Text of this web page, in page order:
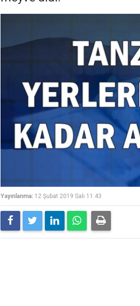
Yayınlanma: 12 Şubat 2019 Salı 11:43